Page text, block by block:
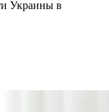
Украины в